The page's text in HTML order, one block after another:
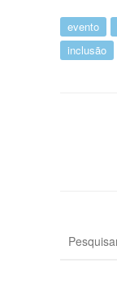
evento
inclusão